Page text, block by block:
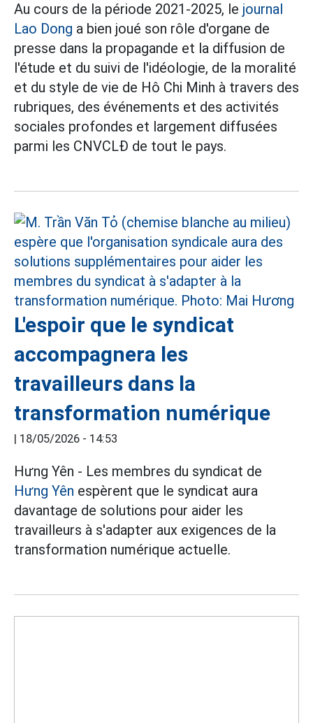
Au cours de la période 2021-2025, le journal
Lao Dong a bien joué son rôle d'organe de
presse dans la propagande et la diffusion de
l'étude et du suivi de l'idéologie, de la moralité
et du style de vie de Hô Chi Minh à travers des
rubriques, des événements et des activités
sociales profondes et largement diffusées
parmi les CNVCLĐ de tout le pays.
L'espoir que le syndicat
accompagnera les
travailleurs dans la
transformation numérique
| 18/05/2026 - 14:53
Hưng Yên - Les membres du syndicat de
Hưng Yên espèrent que le syndicat aura
davantage de solutions pour aider les
travailleurs à s'adapter aux exigences de la
transformation numérique actuelle.